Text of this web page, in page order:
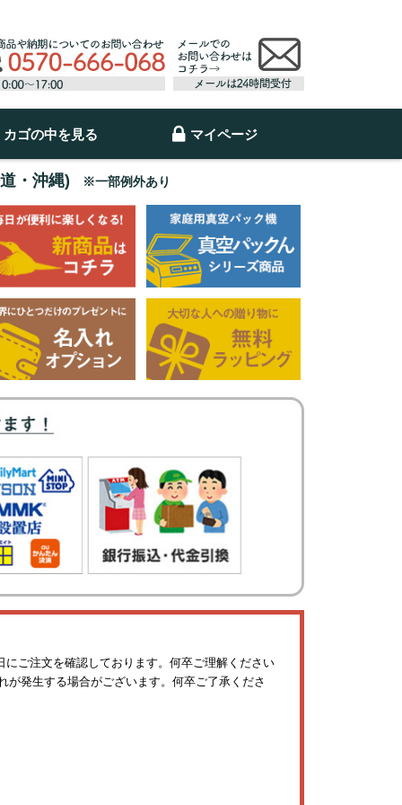
カゴの中を見る マイページ
・沖縄) ※一部例外あり
ご注文を確認しております。何卒ご理解ください
発生する場合がございます。何卒ご了承くださ